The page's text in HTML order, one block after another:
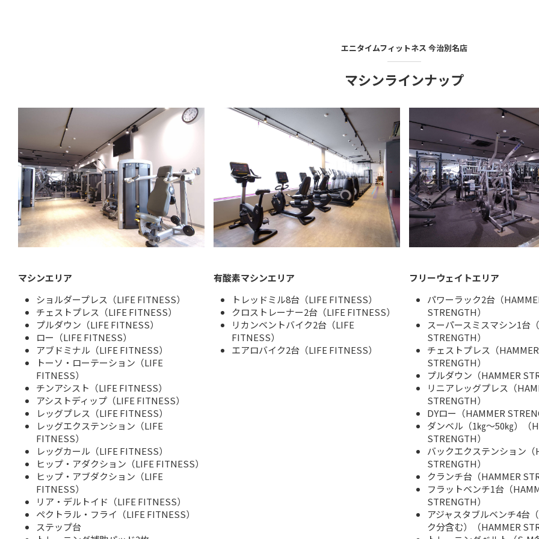
エニタイムフィットネス 今治別名店
マシンラインナップ
マシンエリア
ショルダープレス（LIFE FITNESS）
チェストプレス（LIFE FITNESS）
プルダウン（LIFE FITNESS）
ロー（LIFE FITNESS）
アブドミナル（LIFE FITNESS）
トーソ・ローテーション（LIFE
FITNESS）
チンアシスト（LIFE FITNESS）
アシストディップ（LIFE FITNESS）
レッグプレス（LIFE FITNESS）
レッグエクステンション（LIFE
FITNESS）
レッグカール（LIFE FITNESS）
ヒップ・アダクション（LIFE FITNESS）
ヒップ・アブダクション（LIFE
FITNESS）
リア・デルトイド（LIFE FITNESS）
ペクトラル・フライ（LIFE FITNESS）
ステップ台
有酸素マシンエリア
トレッドミル8台（LIFE FITNESS）
クロストレーナー2台（LIFE FITNESS）
リカンベントバイク2台（LIFE
FITNESS）
エアロバイク2台（LIFE FITNESS）
フリーウェイトエリア
パワーラック2台（
STRENGTH）
スーパースミスマシン1台
STRENGTH）
チェストプレス（HAMMER
STRENGTH）
プルダウン（HAMMER
リニアレッグプレス（
STRENGTH）
DYロー（HAMMER
ダンベル（1㎏～50㎏）（
STRENGTH）
バックエクステンション（
STRENGTH）
クランチ台（HAMMER
フラットベンチ1台（
STRENGTH）
アジャスタブルベンチ4台
ク分含む）（HAMMER